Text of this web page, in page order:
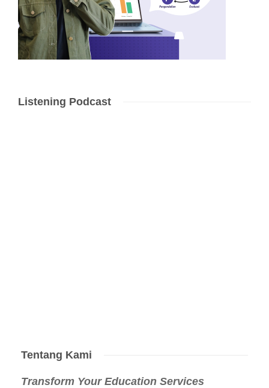
Listening Podcast
Tentang Kami
Transform Your Education Services